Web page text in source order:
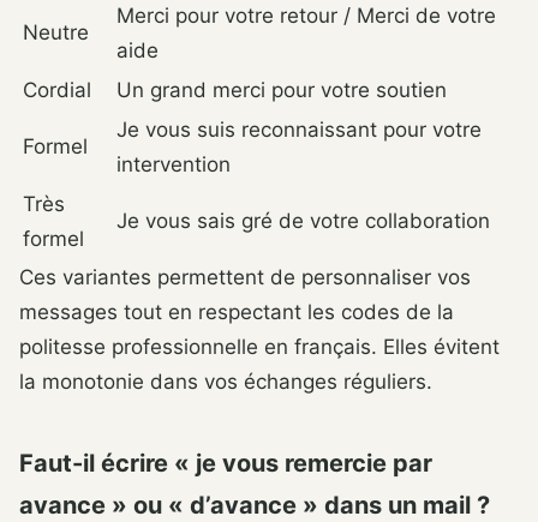
Neutre
Merci pour votre retour / Merci de votre
aide
Cordial
Un grand merci pour votre soutien
Formel
Je vous suis reconnaissant pour votre
intervention
Très
formel
Je vous sais gré de votre collaboration
Ces variantes permettent de personnaliser vos
messages tout en respectant les codes de la
politesse professionnelle en français. Elles évitent
la monotonie dans vos échanges réguliers.
Faut-il écrire « je vous remercie par
avance » ou « d’avance » dans un mail ?